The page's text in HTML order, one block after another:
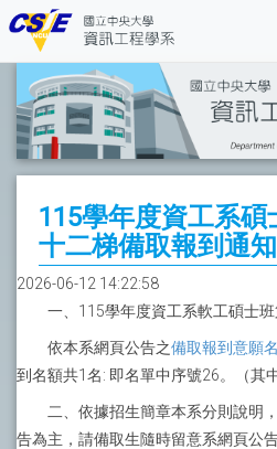
115學年度資工系
十二梯備取報到通
2026-06-12 14:22:58
一、115學年度資工系軟工碩士班
依本系網頁公告之備取報到意願
到名額共1名: 即名單中序號26。（其
二、依據招生簡章本系分則說明
告為主，請備取生隨時留意系網頁公